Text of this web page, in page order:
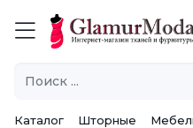
Каталог Шторные